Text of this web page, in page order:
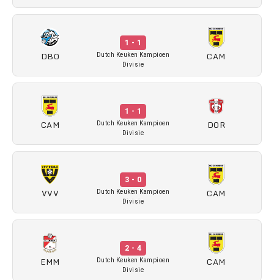
DBO
1 - 1
Dutch Keuken Kampioen
Divisie
CAM
CAM
1 - 1
Dutch Keuken Kampioen
Divisie
DOR
VVV
3 - 0
Dutch Keuken Kampioen
Divisie
CAM
EMM
2 - 4
Dutch Keuken Kampioen
Divisie
CAM